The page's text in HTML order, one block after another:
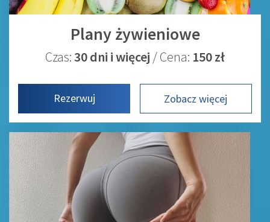
Plany żywieniowe
Czas: 30 dni i więcej / Cena: 150 zł
Rezerwuj Zobacz więcej